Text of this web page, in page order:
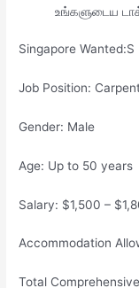
உங்களுடைய
Singapore Wanted:S
Job Position:
Gender: Male
Age: Up to 50 years
Salary: $1,500 –
Accommodation
Total